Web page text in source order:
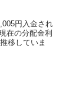
円入金され
在の分配金利
移していま